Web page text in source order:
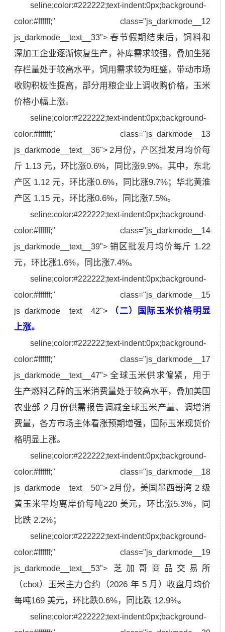
seline;color:#222222;text-indent:0px;background-
color:#ffffff;" class="js_darkmode__12
js_darkmode__text__33">春节假期结束后，饲料和
深加工企业逐渐恢复生产，补库需求较强，叠加生猪
存栏量处于较高水平，饲用需求较为旺盛，带动市场
收购积极性提高，部分用粮企业上调收购价格，玉米
价格小幅上涨。
seline;color:#222222;text-indent:0px;background-
color:#ffffff;" class="js_darkmode__13
js_darkmode__text__36"> 2月份，产区批发月均价每
斤 1.13 元，环比涨0.6%，同比涨9.9%。其中，东北
产区 1.12 元，环比涨0.6%，同比涨9.7%；华北黄淮
产区 1.15 元，环比涨0.6%，同比涨7.5%。
seline;color:#222222;text-indent:0px;background-
color:#ffffff;" class="js_darkmode__14
js_darkmode__text__39"> 销区批发月均价每斤 1.22
元，环比涨1.6%，同比涨7.4%。
seline;color:#222222;text-indent:0px;background-
color:#ffffff;" class="js_darkmode__15
js_darkmode__text__42">
（二）国际玉米价格明显
上涨。
seline;color:#222222;text-indent:0px;background-
color:#ffffff;" class="js_darkmode__17
js_darkmode__text__47">全球玉米供求偏紧，用于
生产燃料乙醇的玉米消费量处于较高水平，叠加美国
农业部 2 月份供需报告调减全球玉米产量、调增消
费量，各方市场主体看涨预期增强，国际玉米现货价
格明显上涨。
seline;color:#222222;text-indent:0px;background-
color:#ffffff;" class="js_darkmode__18
js_darkmode__text__50"> 2月份，美国墨西哥湾 2 级
黄玉米平均离岸价每吨220 美元，环比涨5.3%，同
比跌 2.2%；
seline;color:#222222;text-indent:0px;background-
color:#ffffff;" class="js_darkmode__19
js_darkmode__text__53"> 芝加哥商品交易所
（cbot）玉米主力合约（2026 年 5 月）收盘月均价
每吨169 美元，环比跌0.6%，同比跌 12.9%。
seline;color:#222222;text-indent:0px;background-